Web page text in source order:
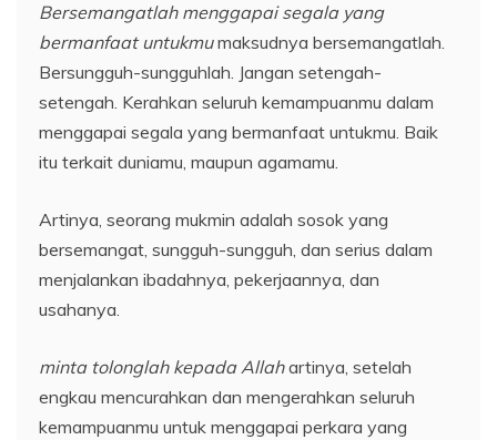
Bersemangatlah menggapai segala yang
bermanfaat untukmumaksudnya bersemangatlah.
Bersungguh-sungguhlah. Jangan setengah-
setengah. Kerahkan seluruh kemampuanmu dalam
menggapai segala yang bermanfaat untukmu. Baik
itu terkait duniamu, maupun agamamu.
Artinya, seorang mukmin adalah sosok yang
bersemangat, sungguh-sungguh, dan serius dalam
menjalankan ibadahnya, pekerjaannya, dan
usahanya.
minta tolonglah kepada Allahartinya, setelah
engkau mencurahkan dan mengerahkan seluruh
kemampuanmu untuk menggapai perkara yang